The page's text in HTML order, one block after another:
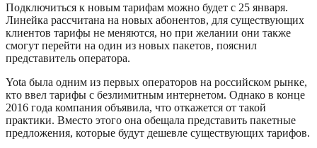
Подключиться к новым тарифам можно будет с 25 января.
Линейка рассчитана на новых абонентов, для существующих
клиентов тарифы не меняются, но при желании они также
смогут перейти на один из новых пакетов, пояснил
представитель оператора.
Yota была одним из первых операторов на российском рынке,
кто ввел тарифы с безлимитным интернетом. Однако в конце
2016 года компания объявила, что откажется от такой
практики. Вместо этого она обещала представить пакетные
предложения, которые будут дешевле существующих тарифов.